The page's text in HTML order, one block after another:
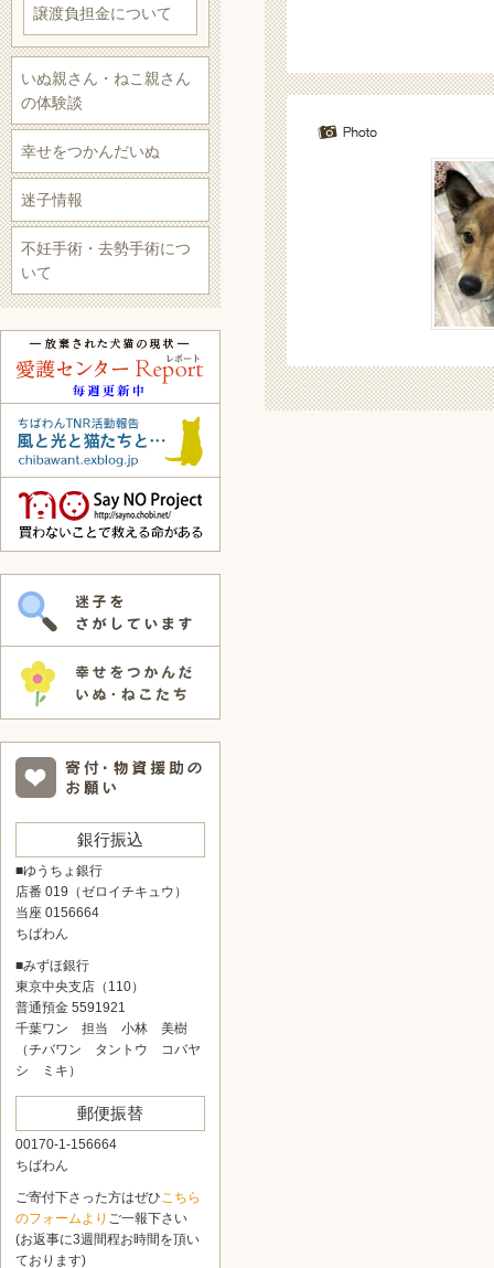
譲渡負担金について
いぬ親さん・ねこ親さん
の体験談
幸せをつかんだいぬ
迷子情報
不妊手術・去勢手術につ
いて
銀行振込
■ゆうちょ銀行
店番 019（ゼロイチキュウ）
当座 0156664
ちばわん
■みずほ銀行
東京中央支店（110）
普通預金 5591921
千葉ワン 担当 小林 美樹
（チバワン タントウ コバヤ
シ ミキ）
郵便振替
00170-1-156664
ちばわん
ご寄付下さった方はぜひこちら
のフォームより ご一報下さい
(お返事に3週間程お時間を頂い
ております)